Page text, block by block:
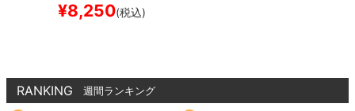
¥8,250(税込)
RANKING 週間ランキング